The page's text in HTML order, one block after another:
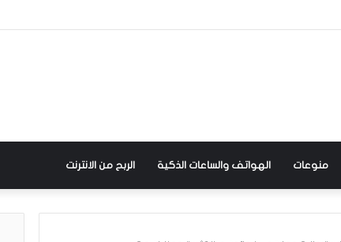
منوعات الهواتف والساعات الذكية الربح من الانترنت